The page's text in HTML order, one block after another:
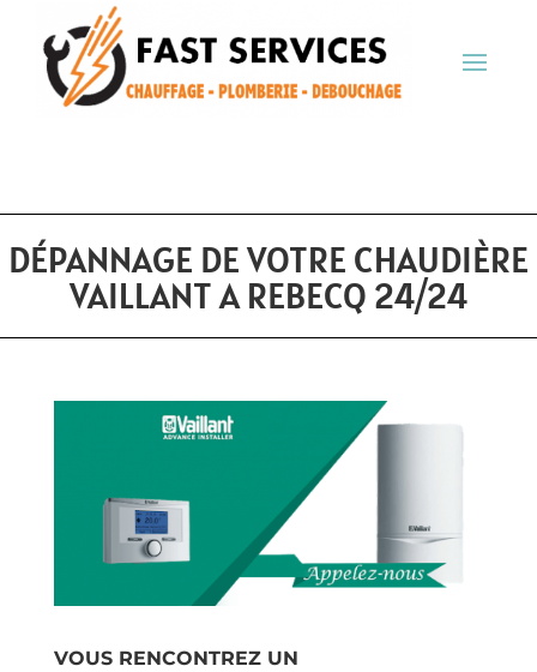
DÉPANNAGE DE VOTRE CHAUDIÈRE
VAILLANT A REBECQ 24/24
VOUS RENCONTREZ UN